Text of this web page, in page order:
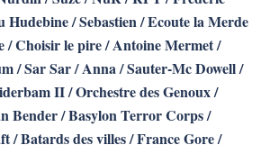
Hudebine /Sebastien /Ecoute la Merde
/Choisir le pire /Antoine Mermet /
/Sar Sar /Anna / Sauter-Mc Dowell /
II /Orchestre des Genoux /
Bender /Basylon Terror Corps /
/Batards des villes /France Gore /